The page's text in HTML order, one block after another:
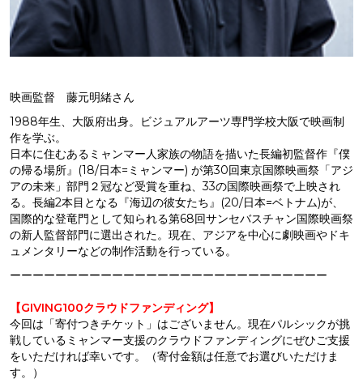
映画監督 藤元明緒さん
1988年生、大阪府出身。ビジュアルアーツ専門学校大阪で映画制
作を学ぶ。
日本に住むあるミャンマー人家族の物語を描いた長編初監督作『僕
の帰る場所』(18/日本=ミャンマー) が第30回東京国際映画祭「アジ
アの未来」部門２冠など受賞を重ね、33の国際映画祭で上映され
る。長編2本目となる『海辺の彼女たち』(20/日本=ベトナム)が、
国際的な登竜門として知られる第68回サンセバスチャン国際映画祭
の新人監督部門に選出された。現在、アジアを中心に劇映画やドキ
ュメンタリーなどの制作活動を行っている。
ーーーーーーーーーーーーーーーーーーーーーーーーーーーー
【GIVING100クラウドファンディング】
今回は「寄付つきチケット」はございません。現在パルシックが挑
戦しているミャンマー支援のクラウドファンディングにぜひご支援
をいただければ幸いです。（寄付金額は任意でお選びいただけま
す。）